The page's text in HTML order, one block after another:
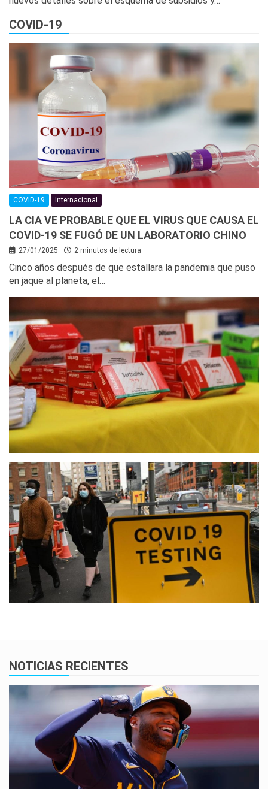
COVID-19
COVID-19 Internacional
LA CIA VE PROBABLE QUE EL VIRUS QUE CAUSA EL
COVID-19 SE FUGÓ DE UN LABORATORIO CHINO
27/01/2025 2 minutos de lectura
Cinco años después de que estallara la pandemia que puso
en jaque al planeta, el…
NOTICIAS RECIENTES